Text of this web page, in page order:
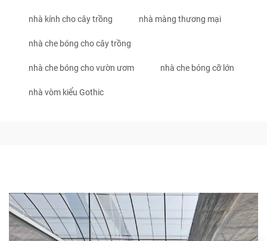
nhà kính cho cây trồng nhà màng thương mại
nhà che bóng cho cây trồng
nhà che bóng cho vườn ươm nhà che bóng cỡ lớn
nhà vòm kiểu Gothic